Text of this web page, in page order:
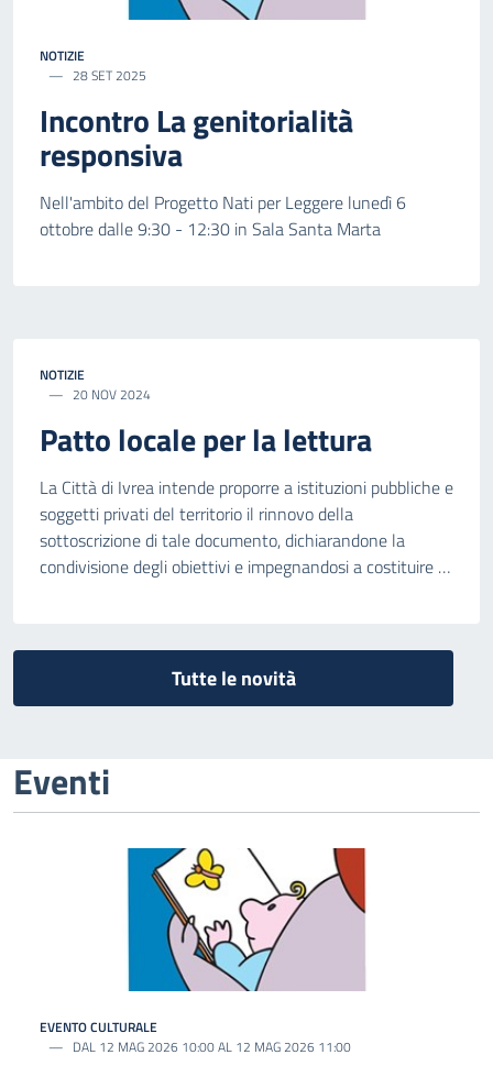
NOTIZIE
28 SET 2025
Incontro La genitorialità
responsiva
Nell'ambito del Progetto Nati per Leggere lunedì 6
ottobre dalle 9:30 - 12:30 in Sala Santa Marta
NOTIZIE
20 NOV 2024
Patto locale per la lettura
La Città di Ivrea intende proporre a istituzioni pubbliche e
soggetti privati del territorio il rinnovo della
sottoscrizione di tale documento, dichiarandone la
condivisione degli obiettivi e impegnandosi a costituire e
Tutte le novità
Eventi
EVENTO CULTURALE
DAL 12 MAG 2026 10:00 AL 12 MAG 2026 11:00